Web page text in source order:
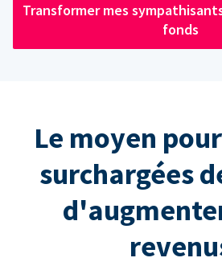
Transformer mes
fonds
Le moyen
surchargées